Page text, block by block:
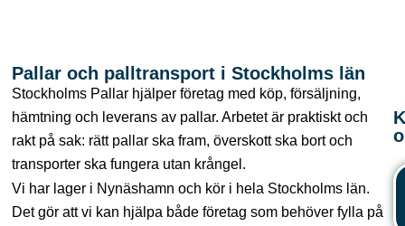
Pallar och palltransport i Stockholms län
Stockholms Pallar hjälper företag med köp, försäljning,
hämtning och leverans av pallar. Arbetet är praktiskt och
rakt på sak: rätt pallar ska fram, överskott ska bort och
transporter ska fungera utan krångel.
Vi har lager i Nynäshamn och kör i hela Stockholms län.
Det gör att vi kan hjälpa både företag som behöver fylla på